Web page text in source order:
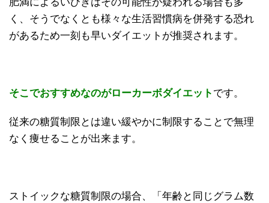
肥満によるいびきはその可能性が疑われる場合も多
く、そうでなくとも様々な生活習慣病を併発する恐れ
があるため一刻も早いダイエットが推奨されます。
そこでおすすめなのがローカーボダイエット です。
従来の糖質制限とは違い緩やかに制限することで無理
なく痩せることが出来ます。
ストイックな糖質制限の場合、「年齢と同じグラム数